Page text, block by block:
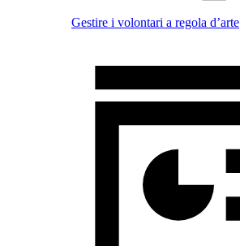
Gestire i volontari a regola d’arte